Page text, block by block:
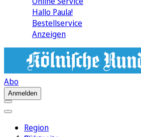
Hallo Paula!
Bestellservice
Anzeigen
Abo
Anmelden
Region